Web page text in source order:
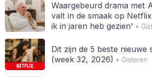
Waargebeurd drama met
valt in de smaak op
ik in jaren heb gezien' •
Dit zijn de 5 beste nieuwe
(week 32, 2026) • Gisteren